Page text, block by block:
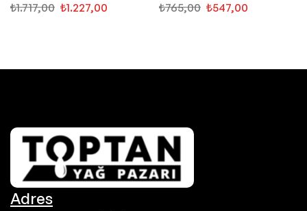
₺1.717,00 ₺1.227,00 ₺765,00 ₺547,00
Adres